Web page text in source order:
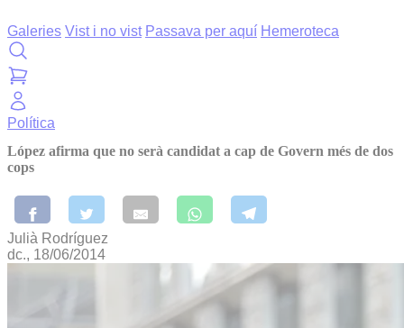
Galeries Vist i no vist Passava per aquí Hemeroteca
Política
López afirma que no serà candidat a cap de Govern més de dos
cops
Julià Rodríguez
dc., 18/06/2014